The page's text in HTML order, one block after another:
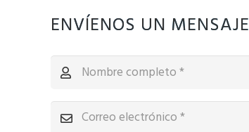
ENVÍENOS UN MENSAJE